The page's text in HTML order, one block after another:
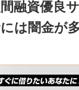
融資優良
は闇金が